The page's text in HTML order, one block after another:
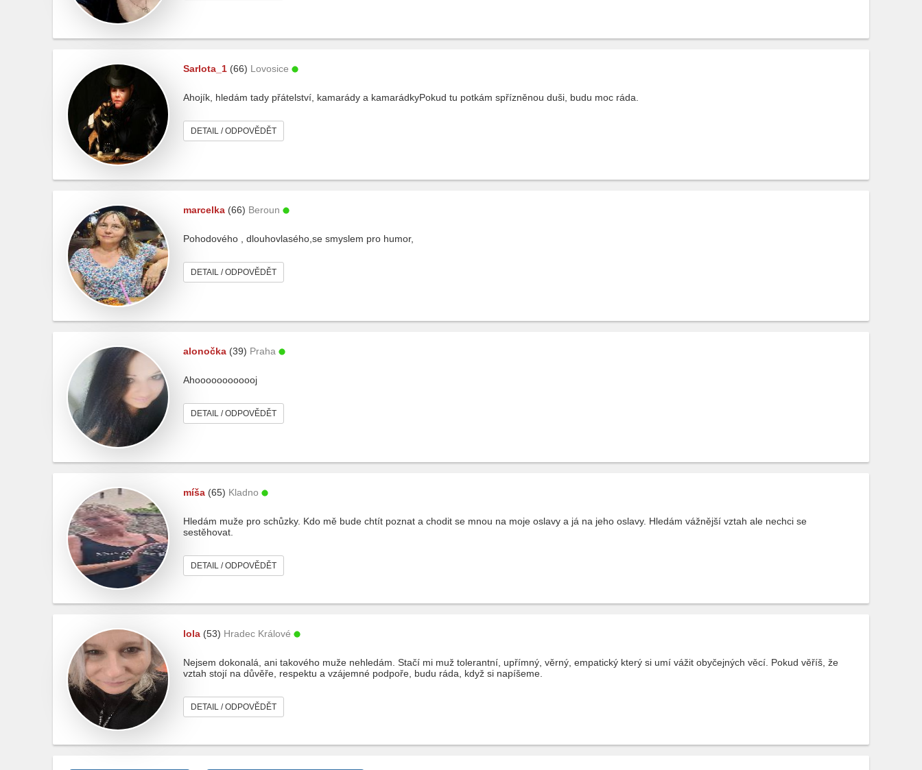
Sarlota_1 (66) Lovosice
Ahojík, hledám tady přátelství, kamarády a kamarádkyPokud tu potkám spřízněnou duši, budu moc ráda.
DETAIL / ODPOVĚDĚT
marcelka (66) Beroun
Pohodového , dlouhovlasého,se smyslem pro humor,
DETAIL / ODPOVĚDĚT
alonočka (39) Praha
Ahoooooooooooj
DETAIL / ODPOVĚDĚT
míša (65) Kladno
Hledám muže pro schůzky. Kdo mě bude chtít poznat a chodit se mnou na moje oslavy a já na jeho oslavy. Hledám vážnější vztah ale nechci se
sestěhovat.
DETAIL / ODPOVĚDĚT
lola (53) Hradec Králové
Nejsem dokonalá, ani takového muže nehledám. Stačí mi muž tolerantní, upřímný, věrný, empatický který si umí vážit obyčejných věcí. Pokud věříš, že
vztah stojí na důvěře, respektu a vzájemné podpoře, budu ráda, když si napíšeme.
DETAIL / ODPOVĚDĚT